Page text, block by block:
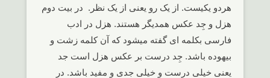
هردو یکیست. از یک رو یعنی از یک نظر. در بیت دوم
هزل و جِد عکس همدیگر هستند. هزل در ادب
فارسی بکلمه ای گفته میشود که آن کلمه زشت و
بیهوده باشد. جِد درست بر عکس هزل است جد
یعنی خیلی درست و خیلی جدی و مفید باشد. در